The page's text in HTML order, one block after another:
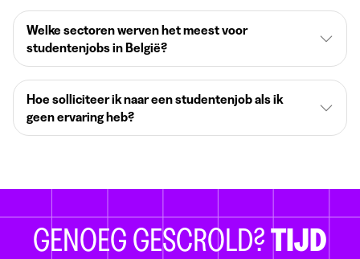
Welke sectoren werven het meest voor
studentenjobs in België?
Hoe solliciteer ik naar een studentenjob als ik
geen ervaring heb?
GENOEG GESCROLD?TIJD